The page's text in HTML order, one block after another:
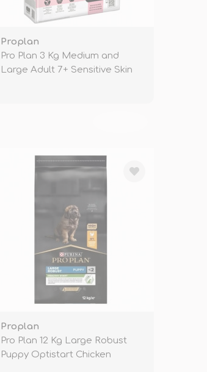
Proplan
Pro Plan 3 Kg Medium and
Large Adult 7+ Sensitive Skin
Proplan
Pro Plan 12 Kg Large Robust
Puppy Optistart Chicken